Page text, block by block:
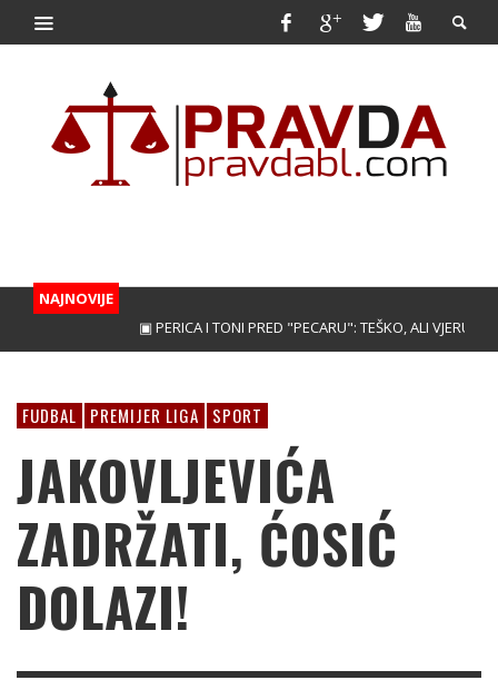
NAJNOVIJE
▣ PERICA I TONI PRED "PECARU": TEŠKO, ALI VJERUJEMO!
FUDBAL PREMIJER LIGA SPORT
JAKOVLJEVIĆA
ZADRŽATI, ĆOSIĆ
DOLAZI!